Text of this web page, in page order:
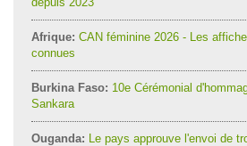
Afrique: CAN féminine 2026 - Les
connues
Burkina Faso: 10e Cérémonial
Sankara
Ouganda: Le pays approuve l'envoi de